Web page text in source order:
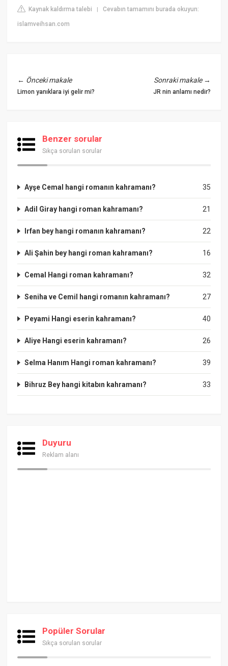
Kaynak kaldırma talebi |Cevabın tamamını burada okuyun:
islamveihsan.com
← Önceki makale
Limon yanıklara iyi gelir mi?
Sonraki makale→
JR nin anlamı nedir?
Benzer sorular
Sıkça sorulan sorular
35
Ayşe Cemal hangi romanın kahramanı?
21
Adil Giray hangi roman kahramanı?
22
Irfan bey hangi romanın kahramanı?
16
Ali Şahin bey hangi roman kahramanı?
32
Cemal Hangi roman kahramanı?
27
Seniha ve Cemil hangi romanın kahramanı?
40
Peyami Hangi eserin kahramanı?
26
Aliye Hangi eserin kahramanı?
39
Selma Hanım Hangi roman kahramanı?
33
Bihruz Bey hangi kitabın kahramanı?
Duyuru
Reklam alanı
Popüler Sorular
Sıkça sorulan sorular